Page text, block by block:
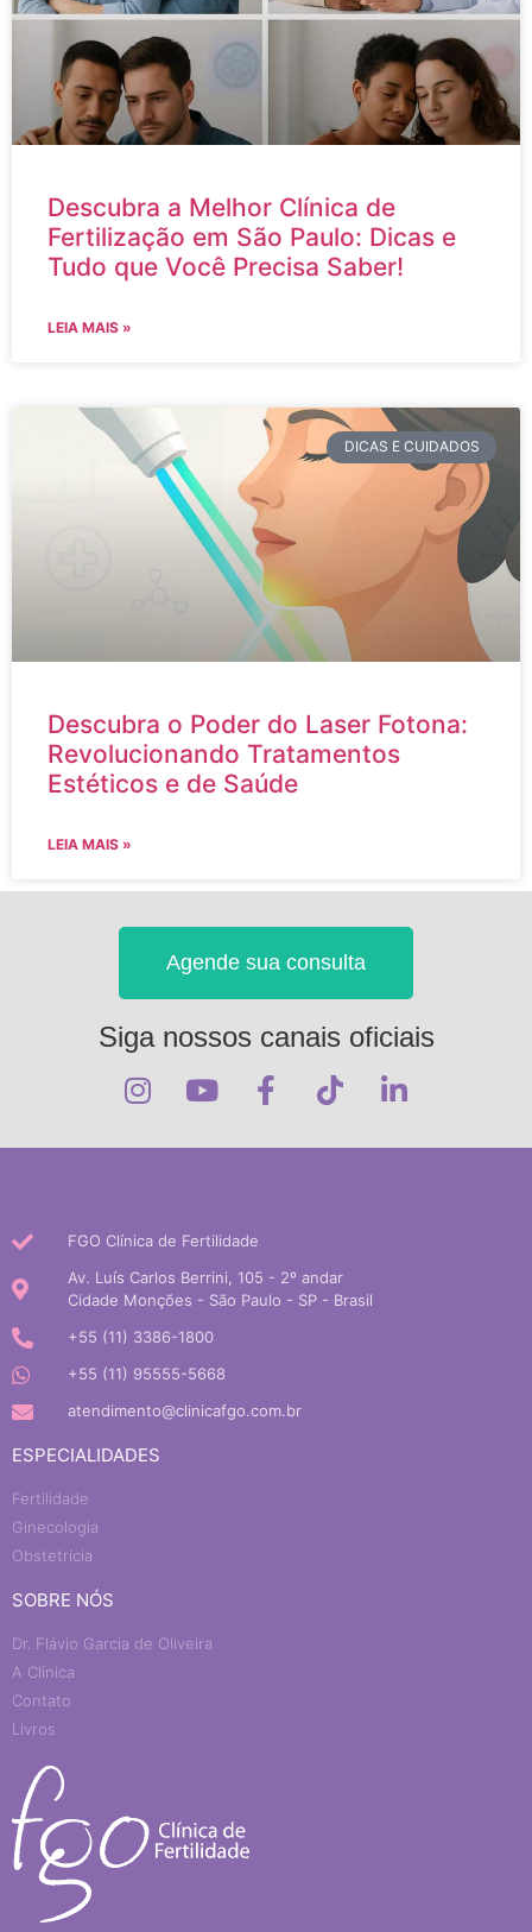
Descubra a Melhor Clínica de
Fertilização em São Paulo: Dicas e
Tudo que Você Precisa Saber!
LEIA MAIS »
DICAS E CUIDADOS
Descubra o Poder do Laser Fotona:
Revolucionando Tratamentos
Estéticos e de Saúde
LEIA MAIS »
Agende sua consulta
Siga nossos canais oficiais
SOBRE NÓS
Dr. Flávio Garcia de Oliveira
A Clínica
Contato
Livros
ESPECIALIDADES
Fertilidade
Ginecologia
Obstetrícia
FGO Clínica de Fertilidade
Av. Luís Carlos Berrini, 105 - 2º andar
Cidade Monções - São Paulo - SP - Brasil
+55 (11) 3386-1800
+55 (11) 95555-5668
atendimento@clinicafgo.com.br